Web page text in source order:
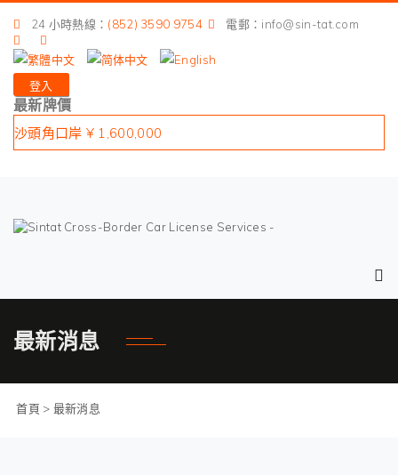
24 小時熱線： (852) 3590 9754 電郵：info@sin-tat.com
登入
最新牌價
港珠澳大橋 ¥ 400,000
深圳灣口岸 ¥ 1,400,000
皇崗口岸 ¥ 1,900,000
蓮塘口岸 ¥ 1,400,000
沙頭角口岸 ¥ 1,600,000
深圳灣口岸 ¥ 1,400,000
最新消息
首頁 > 最新消息